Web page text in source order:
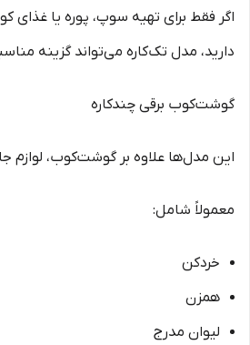
اگر فقط برای تهیه سوپ، پوره یا غذای
دارید، مدل تک‌کاره می‌تواند گزینه
گوشت‌کوب برقی چندکاره
این مدل‌ها علاوه بر گوشت‌کوب، لوازم
معمولاً شامل:
خردکن
همزن
لیوان مدرج